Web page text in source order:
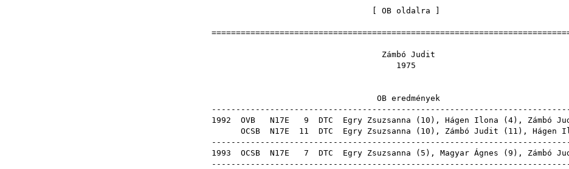
OB oldalra
Zámbó
OB
1992 OVB N17E 9 DTC Egry Zsuzsanna ( 10 ), Hágen Ilona ( 4), Zámbó
OCSB N17E 11 DTC Egry Zsuzsanna ( 10 ), Zámbó Judit ( 11 ), Hágen
1993 OCSB N17E 7 DTC Egry Zsuzsanna ( 5 ), Magyar Ágnes ( 9 ), Zámbó